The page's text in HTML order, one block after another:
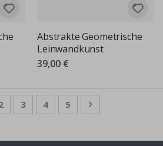
Abstrakte Geometrische
Leinwandkunst
39,00 €
gerade die Seite
Seite
3 Seite
4 Seite
5 Seite
Weiter